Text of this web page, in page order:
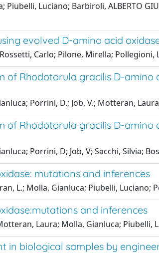
Piubelli, Luciano; Barbiroli, ALBERTO
evolved D-amino acid
Carlo; Pilone, Mirella; Pollegioni,
of Rhodotorula gracilis D-
Porrini, D.; Job, V.; Motteran,
of Rhodotorula gracilis D-
Porrini, D; Job, V; Sacchi, Silvia;
mutations and inferences
L.; Molla, Gianluca; Piubelli,
and inferences
Laura; Molla, Gianluca;
in biological samples by